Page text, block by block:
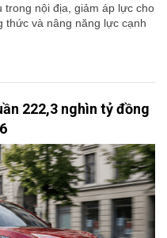
trong nội địa, giảm áp lực cho
thức và nâng năng lực cạnh
222,3 nghìn tỷ đồng